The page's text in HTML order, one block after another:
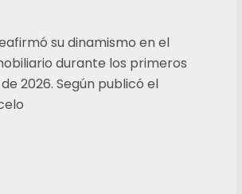
su dinamismo en el
durante los primeros
2026. Según publicó el